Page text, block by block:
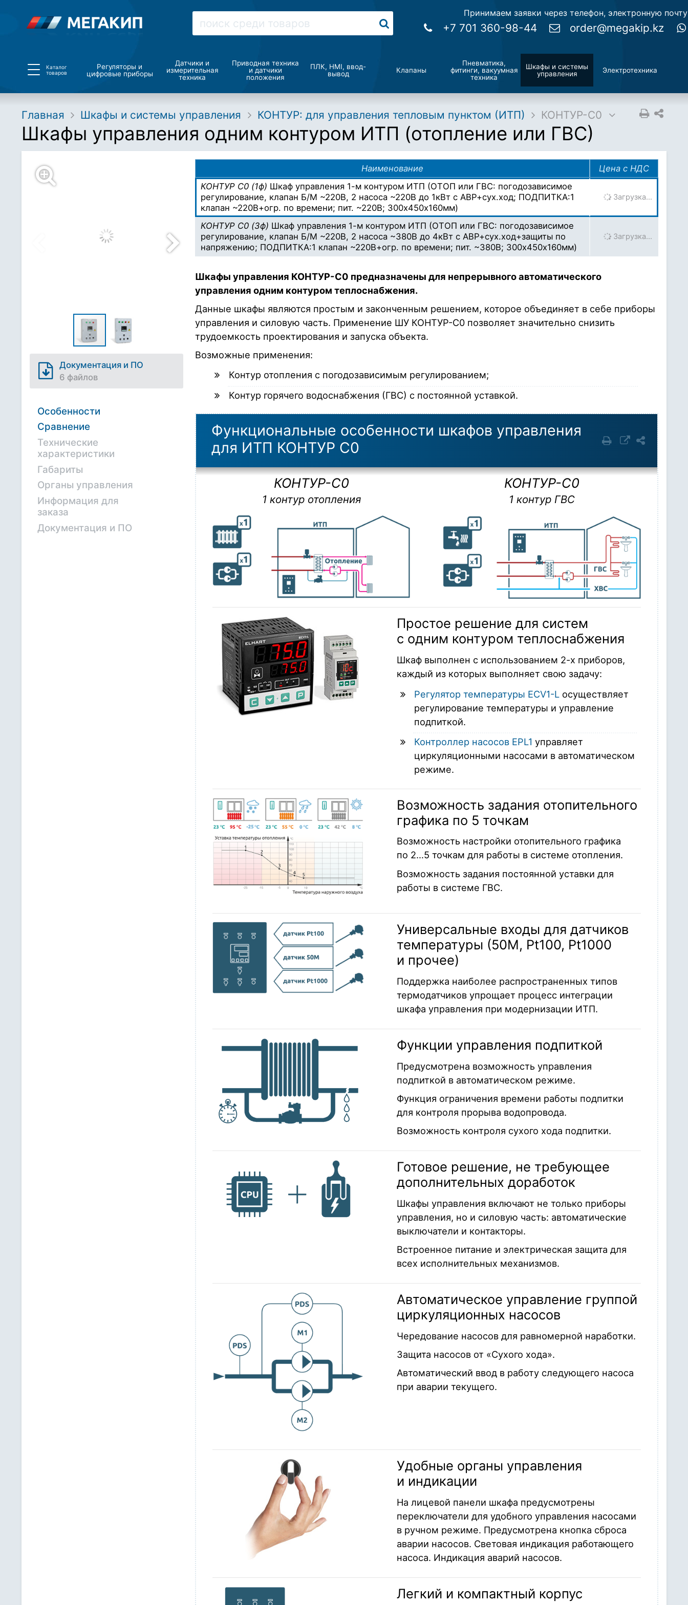
Принимаем заявки через телефон, электронную
+7 701 360-98-44 order@megakip.kz
Каталог
товаров
Регуляторы и
цифровые приборы
Датчики и
измерительная
техника
Приводная техника
и датчики
положения
ПЛК, HMI, ввод-
вывод
Клапаны
Пневматика,
фитинги, вакуумная
техника
Шкафы и системы
управления
Электротехника
Главная Шкафы и системы управления КОНТУР: для управления тепловым пунктом (ИТП) КОНТУР-С0
Шкафы управления одним контуром ИТП (отопление или ГВС)
Документация и ПО
6 файлов
Особенности
Сравнение
Технические
характеристики
Габариты
Органы управления
Информация для
заказа
Документация и ПО
Наименование
Цена с НДС
КОНТУР С0 (1ф) Шкаф управления 1-м контуром ИТП (ОТОП или ГВС: погодозависимое
регулирование, клапан Б/М ~220В, 2 насоса ~220В до 1кВт с АВР+сух.ход; ПОДПИТКА:1
клапан ~220В+огр. по времени; пит. ~220В; 300х450х160мм)
Загрузка…
КОНТУР С0 (3ф) Шкаф управления 1-м контуром ИТП (ОТОП или ГВС: погодозависимое
регулирование, клапан Б/М ~220В, 2 насоса ~380В до 4кВт с АВР+сух.ход+защиты по
напряжению; ПОДПИТКА:1 клапан ~220В+огр. по времени; пит. ~380В; 300х450х160мм)
Загрузка…
Шкафы управления КОНТУР-С0 предназначены для непрерывного автоматического
управления одним контуром теплоснабжения.
Данные шкафы являются простым и законченным решением, которое объединяет в себе приборы
управления и силовую часть. Применение ШУ КОНТУР-С0 позволяет значительно снизить
трудоемкость проектирования и запуска объекта.
Возможные применения:
Контур отопления с погодозависимым регулированием;
Контур горячего водоснабжения (ГВС) с постоянной уставкой.
Функциональные особенности шкафов управления
для ИТП КОНТУР С0
КОНТУР-С0
1 контур отопления
КОНТУР-С0
1 контур ГВС
Простое решение для систем
с одним контуром теплоснабжения
Шкаф выполнен с использованием 2-х приборов,
каждый из которых выполняет свою задачу:
Регулятор температуры ECV1-L осуществляет
регулирование температуры и управление
подпиткой.
Контроллер насосов EPL1 управляет
циркуляционными насосами в автоматическом
режиме.
Возможность задания отопительного
графика по 5 точкам
Возможность настройки отопительного графика
по 2…5 точкам для работы в системе отопления.
Возможность задания постоянной уставки для
работы в системе ГВС.
Универсальные входы для датчиков
температуры (50М, Pt100, Pt1000
и прочее)
Поддержка наиболее распространенных типов
термодатчиков упрощает процесс интеграции
шкафа управления при модернизации ИТП.
Функции управления подпиткой
Предусмотрена возможность управления
подпиткой в автоматическом режиме.
Функция ограничения времени работы подпитки
для контроля прорыва водопровода.
Возможность контроля сухого хода подпитки.
Готовое решение, не требующее
дополнительных доработок
Шкафы управления включают не только приборы
управления, но и силовую часть: автоматические
выключатели и контакторы.
Встроенное питание и электрическая защита для
всех исполнительных механизмов.
Автоматическое управление группой
циркуляционных насосов
Чередование насосов для равномерной наработки.
Защита насосов от «Сухого хода».
Автоматический ввод в работу следующего насоса
при аварии текущего.
Удобные органы управления
и индикации
На лицевой панели шкафа предусмотрены
переключатели для удобного управления насосами
в ручном режиме. Предусмотрена кнопка сброса
аварии насосов. Световая индикация работающего
насоса. Индикация аварий насосов.
Легкий и компактный корпус